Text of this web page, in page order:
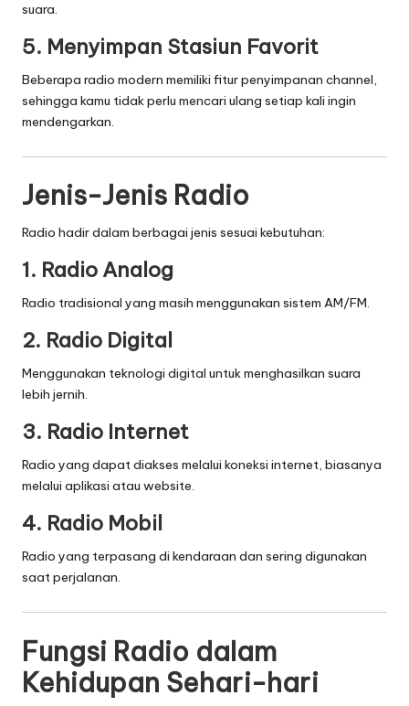
suara.
5. Menyimpan Stasiun Favorit
Beberapa radio modern memiliki fitur penyimpanan channel,
sehingga kamu tidak perlu mencari ulang setiap kali ingin
mendengarkan.
Jenis-Jenis Radio
Radio hadir dalam berbagai jenis sesuai kebutuhan:
1. Radio Analog
Radio tradisional yang masih menggunakan sistem AM/FM.
2. Radio Digital
Menggunakan teknologi digital untuk menghasilkan suara
lebih jernih.
3. Radio Internet
Radio yang dapat diakses melalui koneksi internet, biasanya
melalui aplikasi atau website.
4. Radio Mobil
Radio yang terpasang di kendaraan dan sering digunakan
saat perjalanan.
Fungsi Radio dalam
Kehidupan Sehari-hari